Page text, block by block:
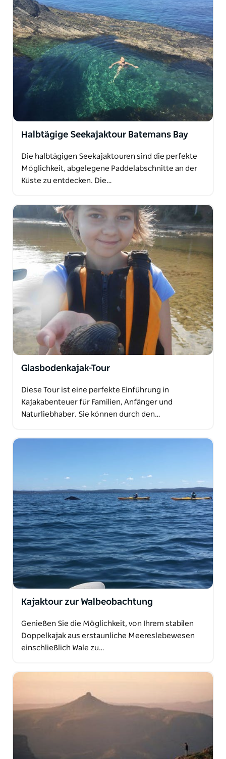
Halbtägige Seekajaktour Batemans Bay
Die halbtägigen Seekajaktouren sind die perfekte
Möglichkeit, abgelegene Paddelabschnitte an der
Küste zu entdecken. Die…
Glasbodenkajak-Tour
Diese Tour ist eine perfekte Einführung in
Kajakabenteuer für Familien, Anfänger und
Naturliebhaber. Sie können durch den…
Kajaktour zur Walbeobachtung
Genießen Sie die Möglichkeit, von Ihrem stabilen
Doppelkajak aus erstaunliche Meereslebewesen
einschließlich Wale zu…